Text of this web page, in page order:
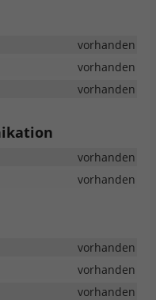
vorhanden
vorhanden
vorhanden
vorhanden
vorhanden
vorhanden
vorhanden
vorhanden